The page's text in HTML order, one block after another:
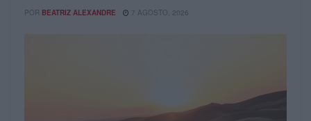
POR BEATRIZ ALEXANDRE 7 AGOSTO, 2026